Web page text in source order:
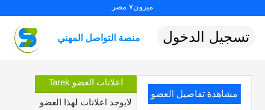
ميزون٧ مصر
منصة التواصل المهني تسجيل الدخول
مشاهدة تفاصيل العضو
اعلانات العضو Tarek
لايوجد اعلانات لهذا العضو